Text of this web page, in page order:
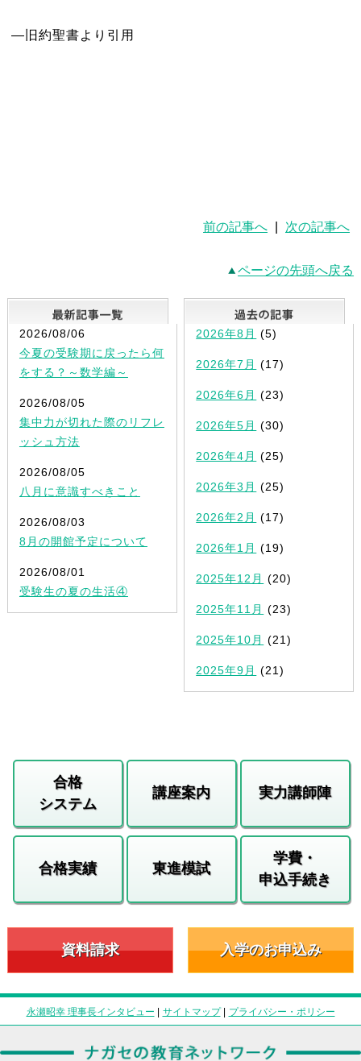
―旧約聖書より引用
前の記事へ 次の記事へ
ページの先頭へ戻る
最新記事一覧
2026/08/06
今夏の受験期に戻ったら何
をする？～数学編～
2026/08/05
集中力が切れた際のリフレ
ッシュ方法
2026/08/05
八月に意識すべきこと
2026/08/03
8月の開館予定について
2026/08/01
受験生の夏の生活④
2026年8月 (5)
2026年7月 (17)
2026年6月 (23)
2026年5月 (30)
2026年4月 (25)
2026年3月 (25)
2026年2月 (17)
2026年1月 (19)
2025年12月 (20)
2025年11月 (23)
2025年10月 (21)
2025年9月 (21)
合格
システム
講座案内 実力講師陣
合格実績 東進模試
学費・
申込手続き
資料請求 入学のお申込み
永瀬昭幸 理事長インタビュー | サイトマップ| プライバシー・ポリシー